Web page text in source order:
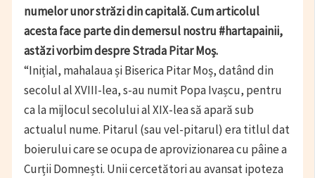
numelor unor străzi din capitală. Cum articolul
acesta face parte din demersul nostru #hartapainii,
astăzi vorbim despre Strada Pitar Moș.
“Inițial, mahalaua și Biserica Pitar Moș, datând din
secolul al XVIII-lea, s-au numit Popa Ivașcu, pentru
ca la mijlocul secolului al XIX-lea să apară sub
actualul nume. Pitarul (sau vel-pitarul) era titlul dat
boierului care se ocupa de aprovizionarea cu pâine a
Curții Domnești. Unii cercetători au avansat ipoteza